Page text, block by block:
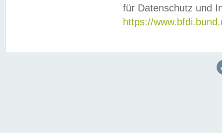
für Datenschutz und
https://